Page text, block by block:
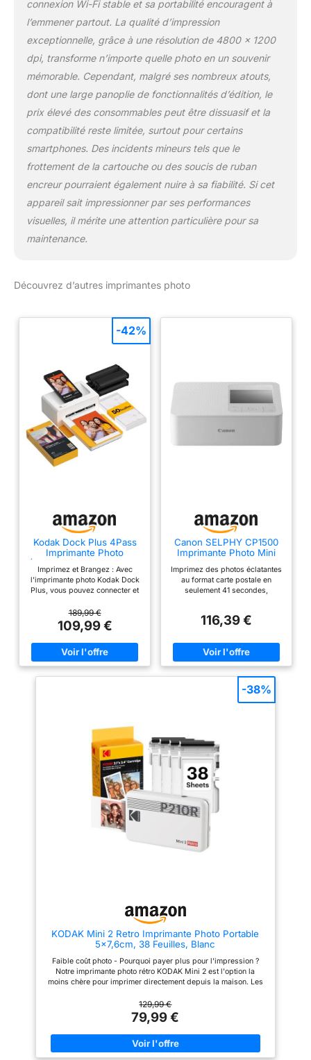
connexion Wi-Fi stable et sa portabilité encouragent à
l’emmener partout. La qualité d’impression
exceptionnelle, grâce à une résolution de 4800 x 1200
dpi, transforme n’importe quelle photo en un souvenir
mémorable. Cependant, malgré ses nombreux atouts,
dont une large panoplie de fonctionnalités d’édition, le
prix élevé des consommables peut être dissuasif et la
compatibilité reste limitée, surtout pour certains
smartphones. Des incidents mineurs tels que le
frottement de la cartouche ou des soucis de ruban
encreur pourraient également nuire à sa fiabilité. Si cet
appareil sait impressionner par ses performances
visuelles, il mérite une attention particulière pour sa
maintenance.
Découvrez d’autres imprimantes photo
Kodak Dock Plus 4Pass
Imprimante Photo
(10x15cm) + Paquet avec
50 Papier Photo (10
Feuilles Initiales + Paquet
de 40 Feuilles)
Imprimez et Brangez : Avec
l'imprimante photo Kodak Dock
Plus, vous pouvez connecter et
imprimer instantanément vos
photos préférées. Kodak Dock
Plus est compatible avec les
appareils Apple et Android et
prend également en charge la
connexion sans fil Bluetooth.
les plastifiées. Elles sont
protégées contre les empreintes
digitales et l'eau. Deux types de
photos : Notre produit permet
d'imprimer des photos avec ou
sans bordure. Avec cet
appareil, vous pouvez par
exemple écrire sur la bordure la
date de la photo ou l'imprimer
sans bordure pour une plus
grande photo ! Téléchargez
l'application KODAK Photo
189,99 €
109,99 €
-42%
Canon SELPHY CP1500
Imprimante Photo Mini
100 Ans
Imprimez des photos éclatantes
au format carte postale en
seulement 41 secondes,
pouvant durer jusqu'à 100 ans
imprimante est parfaite pour un
usage domestique avec ses
petites dimensions de
mm Imprimante portable dotée
d'un grand écran LCD de 8,9
cm (3,5") pour une utilisation
l'impression directe Imprimez
sans fil depuis votre appareil
intelligent avec l'application
SELPHY Photo Layout et
connectez-vous via Wi-Fi à
d'autres appareils intelligents,
ordinateurs et appareils photo,
ou via USB-C pour les
ordinateurs, appareils photo et
clés USB Personnalisez vos
photos avec des tampons, des
filtres, des superpositions de
recharge ni papier : pensez à
RP-108 simultanément
116,39 €
KODAK Mini 2 Retro Imprimante Photo Portable
5x7,6cm, 38 Feuilles, Blanc
Faible coût photo - Pourquoi payer plus pour l'impression ?
Notre imprimante photo rétro KODAK Mini 2 est l'option la
moins chère pour imprimer directement depuis la maison. Les
avec l'imprimante. Qualité photo exceptionnelle - KODAK Mini
2 Retro utilise la technologie 4PASS pour imprimer
instantanément des photos impeccables. Chaque photo est
imprimée par un processus de plastification en couches de
ruban, ce qui la rend résistante aux traces de doigts et
résistante à l'eau pour garantir une qualité durable. Deux types
129,99 €
79,99 €
-38%